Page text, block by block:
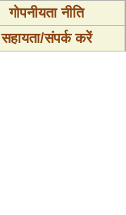
गोपनीयता नीति
सहायता/संपर्क करें